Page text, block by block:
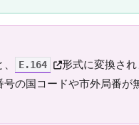
E.164 (opens in new
形式に変換さ
の国コードや市外局番